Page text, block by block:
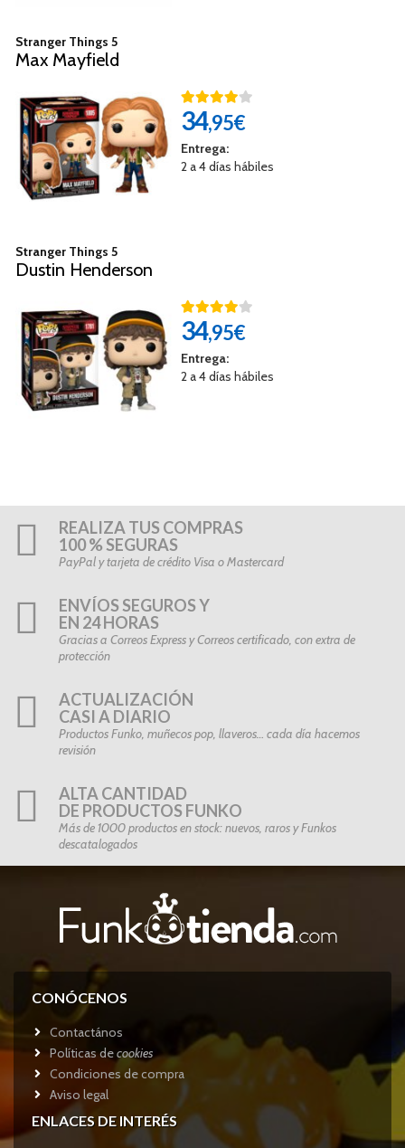
Stranger Things 5
Max Mayfield
34,95€
Entrega:
2 a 4 días hábiles
Stranger Things 5
Dustin Henderson
34,95€
Entrega:
2 a 4 días hábiles
REALIZA TUS COMPRAS
100 % SEGURAS
PayPal y tarjeta de crédito Visa o Mastercard
ENVÍOS SEGUROS Y
EN 24 HORAS
Gracias a Correos Express y Correos certificado, con extra de
protección
ACTUALIZACIÓN
CASI A DIARIO
Productos Funko, muñecos pop, llaveros… cada día hacemos
revisión
ALTA CANTIDAD
DE PRODUCTOS FUNKO
Más de 1000 productos en stock: nuevos, raros y Funkos
descatalogados
CONÓCENOS
Contactános
Políticas decookies
Condiciones de compra
Aviso legal
ENLACES DE INTERÉS